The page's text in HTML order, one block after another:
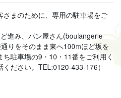
まのために、専用の駐車場をご
進み、パン屋さん(boulangerie
りをそのまま東へ100mほど坂を
駐車場の9・10・11番をご利用く
ださい。TEL:0120-433-176）